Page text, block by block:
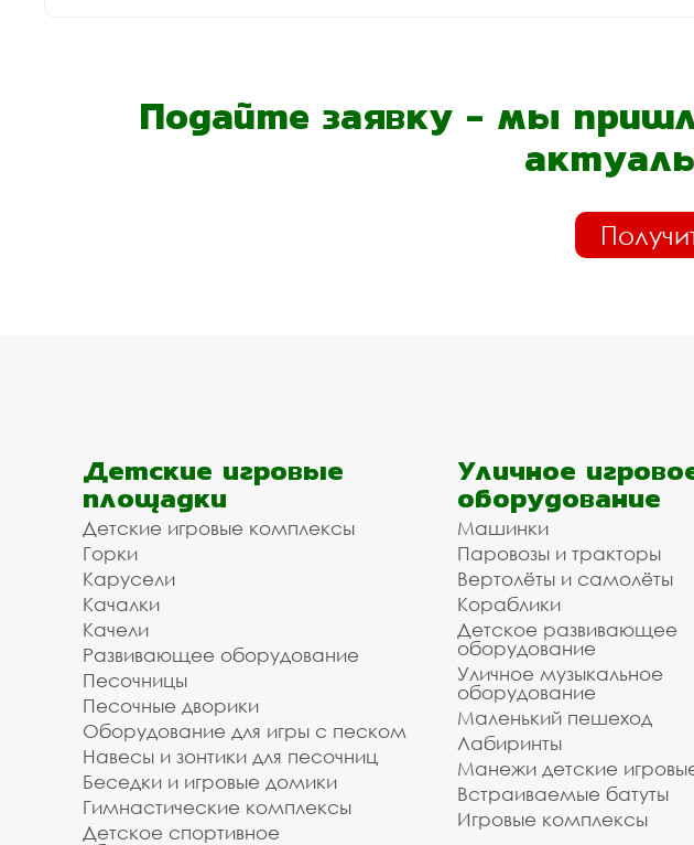
Подайте заявку - мы
Детские игровые
площадки
Детские игровые комплексы
Горки
Карусели
Качалки
Качели
Развивающее оборудование
Песочницы
Песочные дворики
Оборудование для игры с песком
Навесы и зонтики для песочниц
Беседки и игровые домики
Гимнастические комплексы
Детское спортивное
Уличное
оборудование
Машинки
Паровозы и тракторы
Вертолёты и самолёты
Кораблики
Детское развивающее
оборудование
Уличное музыкальное
оборудование
Маленький пешеход
Лабиринты
Манежи детские
Встраиваемые батуты
Игровые комплексы